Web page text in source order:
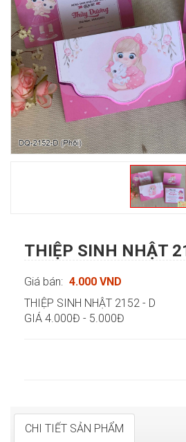
THIỆP SINH NHẬT
Giá bán: 4.000 VND
THIỆP SINH NHẬT 2152 - D
GIÁ 4.000Đ - 5.000Đ
CHI TIẾT SẢN PHẨM